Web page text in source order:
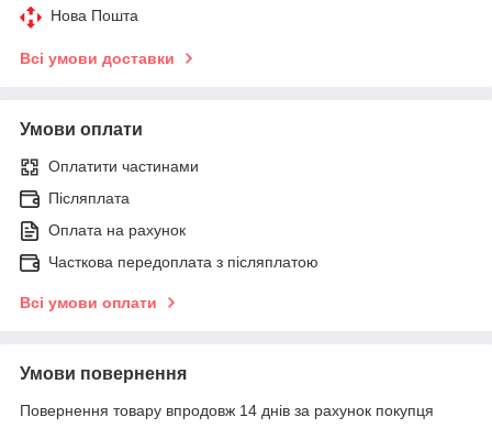
Нова Пошта
Всі умови доставки
Умови оплати
Оплатити частинами
Післяплата
Оплата на рахунок
Часткова передоплата з післяплатою
Всі умови оплати
Умови повернення
Повернення товару впродовж 14 днів за рахунок покупця